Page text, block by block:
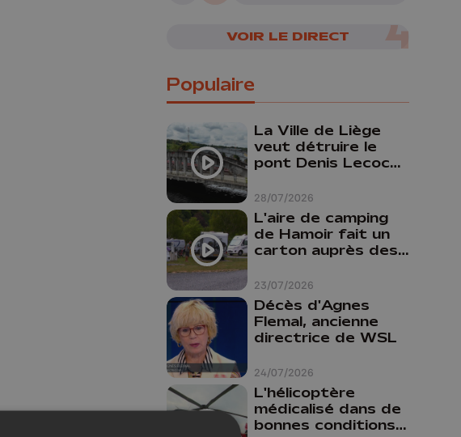
VOIR LE DIRECT
Populaire
28/07/2026
La Ville de Liège
veut détruire le
pont Denis Lecocq
budget pour le
faire
23/07/2026
L'aire de camping
de Hamoir fait un
carton auprès des
24/07/2026
Décès d'Agnes
Flemal, ancienne
directrice de WSL
L'hélicoptère
médicalisé dans de
bonnes conditions à